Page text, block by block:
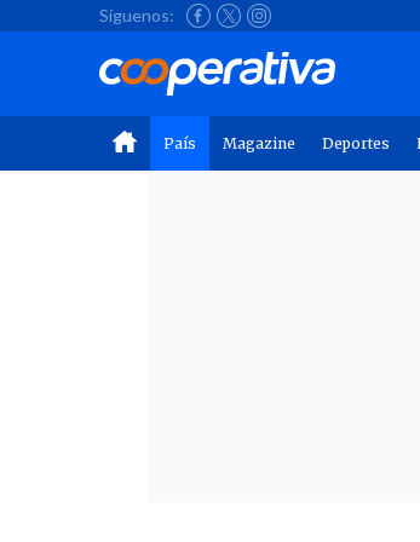
Síguenos:
País Magazine Deportes